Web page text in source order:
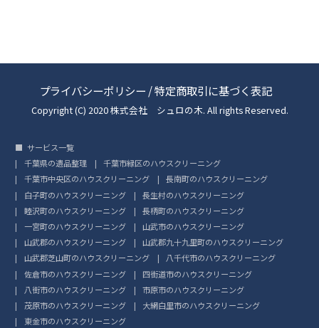
プライバシーポリシー /特定商取引に基づく表記
Copyright (C) 2020 株式会社 シュロの木. All rights Reserved.
サービス一覧
千葉県の遺品整理
千葉市緑区のハウスクリーニング
千葉市中央区のハウスクリーニング
長南町のハウスクリーニング
白子町のハウスクリーニング
長生村のハウスクリーニング
睦沢町のハウスクリーニング
長柄町のハウスクリーニング
一宮町のハウスクリーニング
山武市のハウスクリーニング
山武郡のハウスクリーニング
山武郡九十九里町のハウスクリーニング
山武郡芝山町のハウスクリーニング
八千代市のハウスクリーニング
佐倉市のハウスクリーニング
四街道市のハウスクリーニング
八街市のハウスクリーニング
市原市のハウスクリーニング
茂原市のハウスクリーニング
大網白里市のハウスクリーニング
東金市のハウスクリーニング